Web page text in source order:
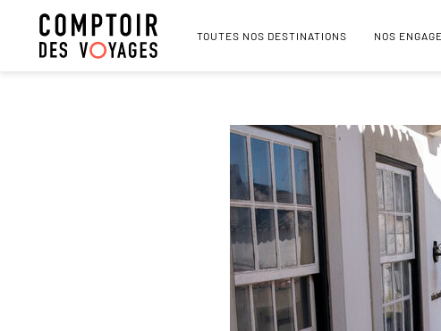
TOUTES NOS DESTINATIONS NOS